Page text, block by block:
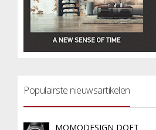
Populairste nieuwsartikelen
MOMODESIGN DOET